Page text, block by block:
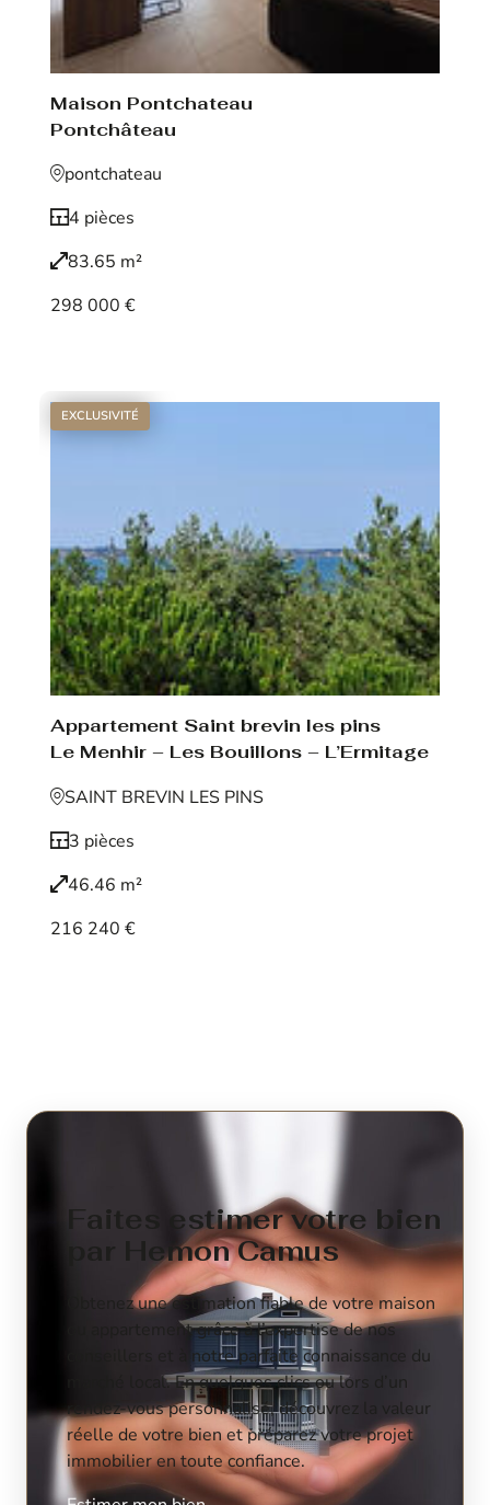
Maison Pontchateau
Pontchâteau
pontchateau
4 pièces
83.65 m²
298 000 €
EXCLUSIVITÉ
Appartement Saint brevin les pins
Le Menhir – Les Bouillons – L’Ermitage
SAINT BREVIN LES PINS
3 pièces
46.46 m²
216 240 €
Faites estimer votre bien
par Hemon Camus
Obtenez une estimation fiable de votre maison
ou appartement grâce à l’expertise de nos
conseillers et à notre parfaite connaissance du
marché local. En quelques clics ou lors d’un
rendez-vous personnalisé, découvrez la valeur
réelle de votre bien et préparez votre projet
immobilier en toute confiance.